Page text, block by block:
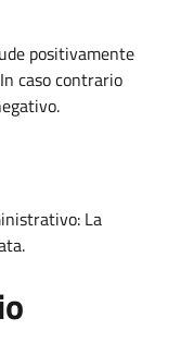
positivamente
caso contrario
La